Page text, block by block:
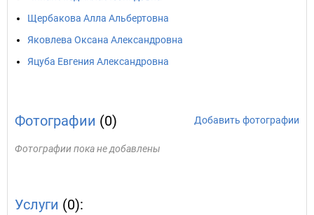
Щербакова Алла Альбертовна
Яковлева Оксана Александровна
Яцуба Евгения Александровна
Фотографии (0) Добавить фотографии
Фотографии пока не добавлены
Услуги (0):